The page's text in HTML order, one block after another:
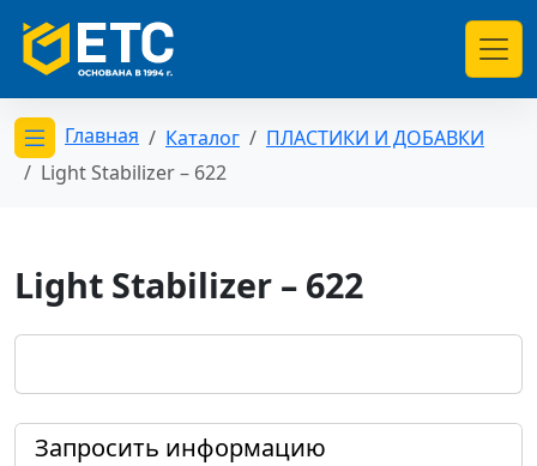
Открыть меню категорий
Главная Каталог
ПЛАСТИКИ И ДОБАВКИ
Light Stabilizer – 622
Light Stabilizer – 622
Запросить информацию